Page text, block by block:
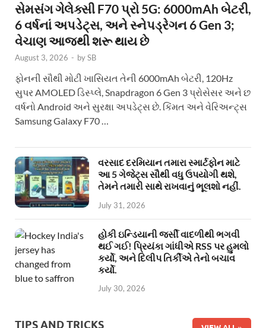
સેમસંગ ગેલેક્સી F70 પ્રો 5G: 6000mAh બેટરી,
6 વર્ષનાં અપડેટ્સ, અને સ્નેપડ્રેગન 6 Gen 3;
વેચાણ આજથી શરૂ થાય છે
August 3, 2026 - bySB
ફોનની સૌથી મોટી ખાસિયત તેની 6000mAh બેટરી, 120Hz
સુપર AMOLED ડિસ્પ્લે, Snapdragon 6 Gen 3 પ્રોસેસર અને છ
વર્ષનો Android અને સુરક્ષા અપડેટ્સ છે. કિંમત અને વેરિઅન્ટ્સ
Samsung Galaxy F70 …
વરસાદ દરમિયાન તમારા સ્માર્ટફોન માટે
આ 5 ગેજેટ્સ સૌથી વધુ ઉપયોગી થશે,
તેમને તમારી સાથે રાખવાનું ભૂલશો નહીં.
July 31, 2026
હોકી ઇન્ડિયાની જર્સી વાદળીથી ભગવી
થઈ ગઈ! પ્રિયંકા ગાંધીએ RSS પર હુમલો
કર્યો, અને દિલીપ તિર્કીએ તેનો બચાવ
કર્યો.
July 30, 2026
TIPS AND TRICKS